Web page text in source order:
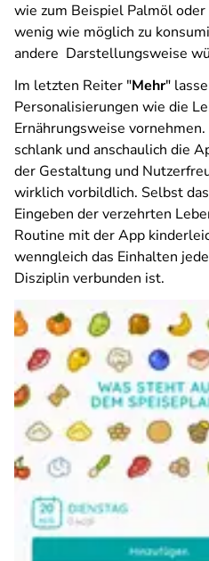
wie zum Beispiel Palmöl
wenig wie möglich zu
andere Darstellungsweise
Im letzten Reiter "Mehr"
Personalisierungen wie die
Ernährungsweise
schlank und anschaulich die
der Gestaltung und
wirklich vorbildlich. Selbst
Eingeben der verzehrten
Routine mit der App
wenngleich das Einhalten
Disziplin verbunden ist.